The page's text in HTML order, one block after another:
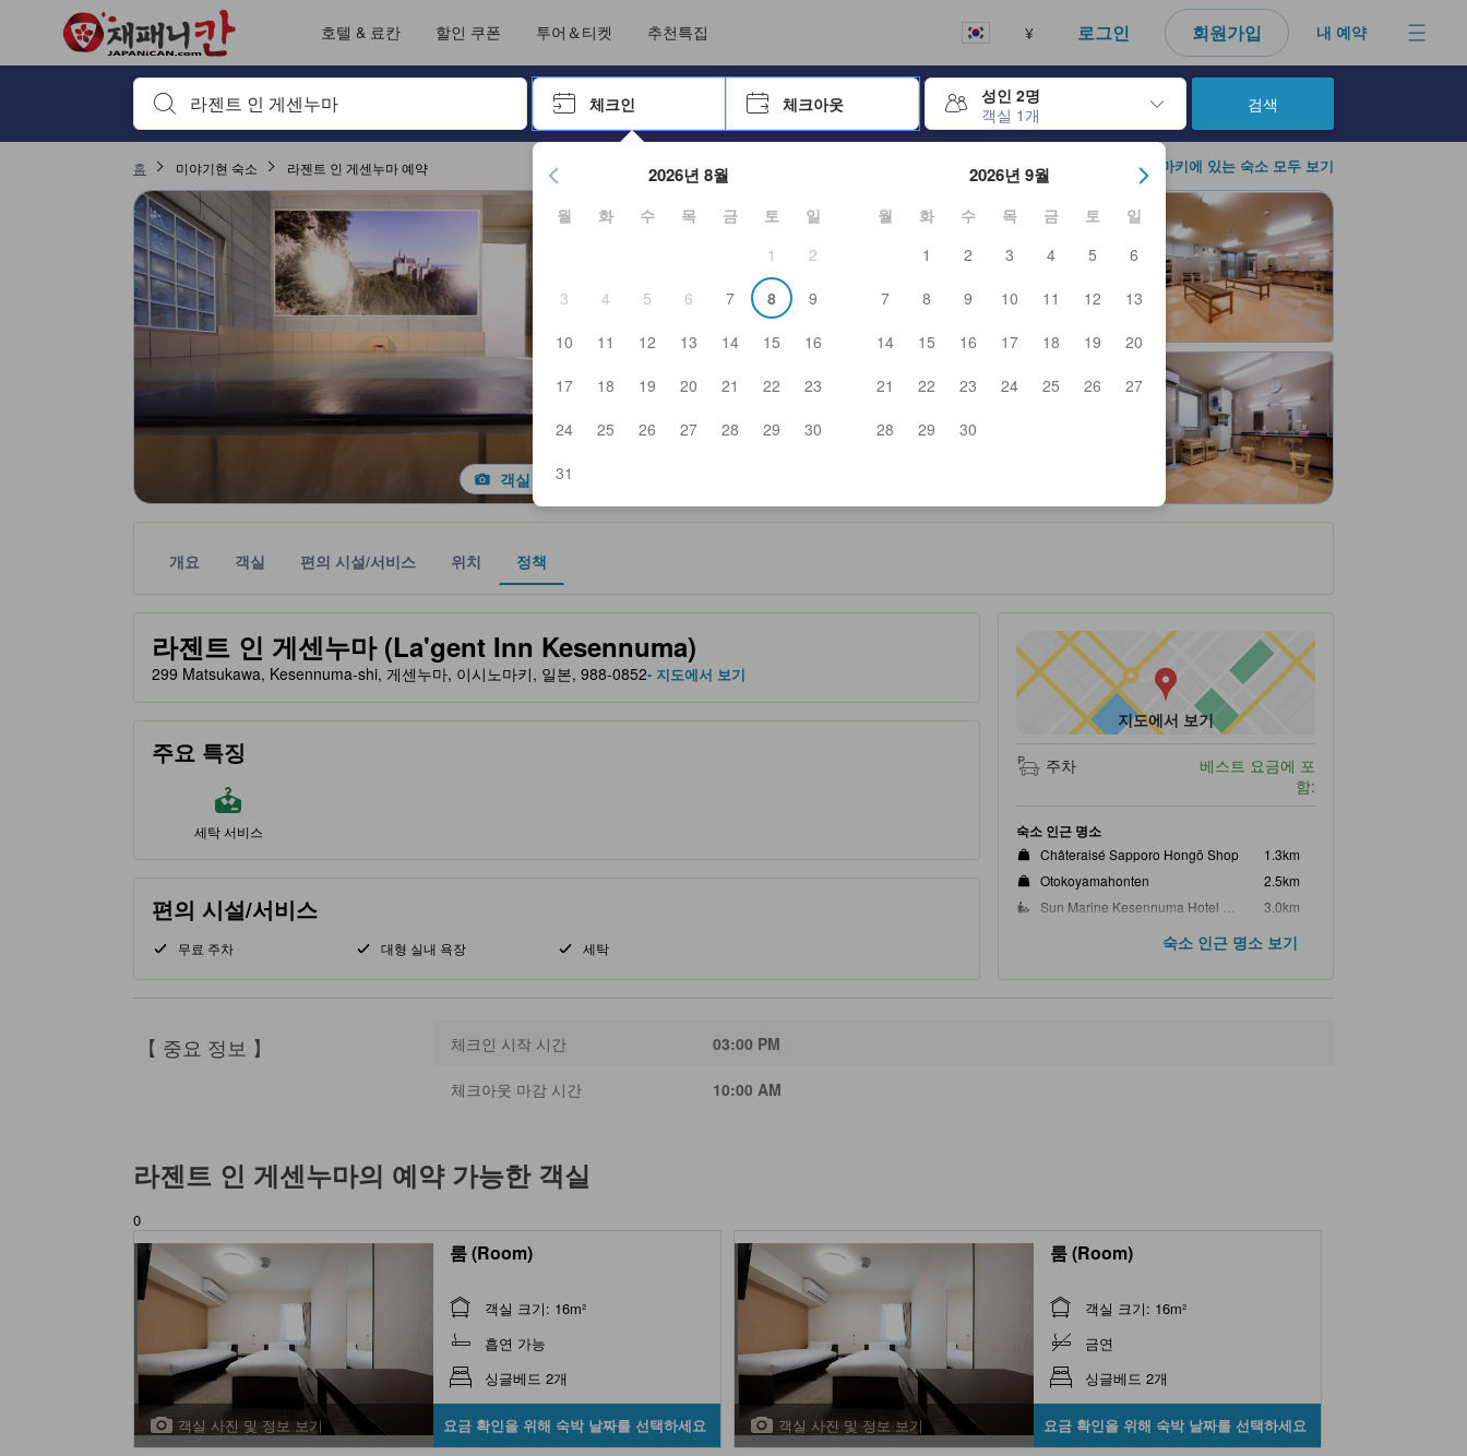
호텔 & 료칸 할인 쿠폰 투어＆티켓 추천특집 ¥ 로그인 회원가입 내 예약
검색하고 싶은 키워드나 숙소명을 입력하고 방향키나 탭 키를 사용하여 탐색한 후 엔터키를 눌러 선택하세요.
체크인 체크아웃
성인 2명
객실 1개
엔터 키를 눌러 캘린더를 여세요. 방향키를 사용해 체크인 및 체크아웃 날짜를 탐색할 수 있습니다. 엔터 키를 사용해 특정 날짜를 선택
2026년 8월
월 화 수 목 금 토
일
1
2
3
4 5 6 7 8
9
10
11 12 13 14 15
16
17
18 19 20 21 22
23
24
25 26 27 28 29
30
31
2026년 9월
월 화 수 목 금 토
일
1
2 3 4 5
6
7
8 9 10 11 12
13
14
15 16 17 18 19
20
21
22 23 24 25 26
27
28
29 30
검색
홈 미야기현 숙소 라젠트 인 게센누마 예약 이시노마키에 있는 숙소 모두 보기
객실 사진 보기
개요 객실 편의 시설/서비스 위치 정책
라젠트 인 게센누마 (La'gent Inn Kesennuma)
tooltip
노란색 별 표시는 기대할 수 있는 편안함, 편의 시설 및 서비스를 반영해 파트너 사이트에서 제공한 성급입니다.
299 Matsukawa, Kesennuma-shi, 게센누마, 이시노마키, 일본, 988-0852- 지도에서 보기
주요 특징
세탁 서비스
편의 시설/서비스
무료 주차 대형 실내 욕장 세탁
지도에서 보기
주차
베스트 요금에 포
함:
숙소 인근 명소
Châteraisé Sapporo Hongō Shop
1.3km
Otokoyamahonten
2.5km
3.0km
7.4km
숙소 인근 명소 보기
【 중요 정보 】 체크인 시작 시간 03:00 PM
체크아웃 마감 시간 10:00 AM
라젠트 인 게센누마의 예약 가능한 객실
0
객실 사진 및 정보 보기
룸 (Room)
객실 크기: 16m²
흡연 가능
싱글베드 2개
요금 확인을 위해 숙박 날짜를 선택하세요 객실 사진 및 정보 보기
룸 (Room)
객실 크기: 16m²
금연
싱글베드 2개
요금 확인을 위해 숙박 날짜를 선택하세요